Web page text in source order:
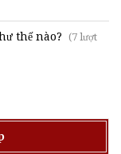
thế nào? (7 lượt